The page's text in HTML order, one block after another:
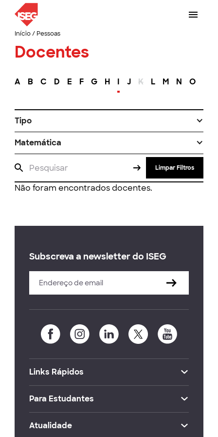
Início/ Pessoas
Docentes
A B C D E F G H I J K L M N O
Tipo
Matemática
Limpar Filtros
Não foram encontrados docentes.
Subscreva a newsletter do ISEG
Links Rápidos
Para Estudantes
Atualidade